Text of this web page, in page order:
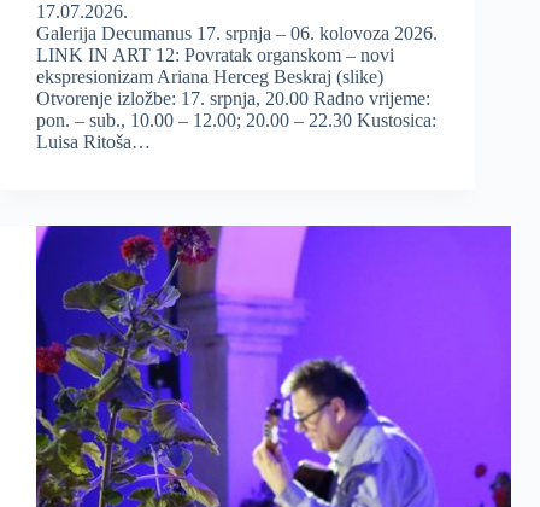
17.07.2026.
Galerija Decumanus 17. srpnja – 06. kolovoza 2026.
LINK IN ART 12: Povratak organskom – novi
ekspresionizam Ariana Herceg Beskraj (slike)
Otvorenje izložbe: 17. srpnja, 20.00 Radno vrijeme:
pon. – sub., 10.00 – 12.00; 20.00 – 22.30 Kustosica:
Luisa Ritoša…